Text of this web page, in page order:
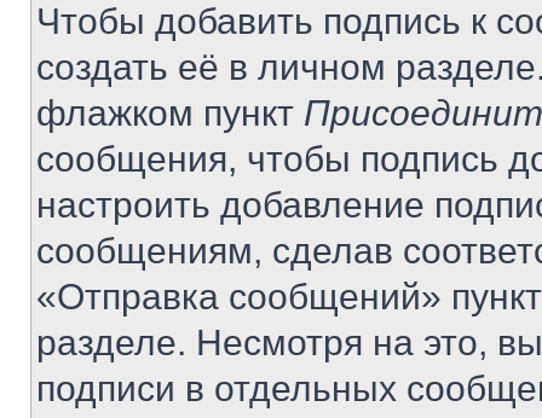
Чтобы добавить подпись к
создать её в личном
флажком пункт
сообщения, чтобы подпись
настроить добавление
сообщениям, сделав
«Отправка сообщений»
разделе. Несмотря на это,
подписи в отдельных